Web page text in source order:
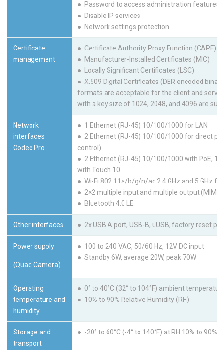
● Password to access administration
● Disable IP services
● Network settings protection
Certificate
management
● Certificate Authority Proxy Function
● Manufacturer-Installed Certificates (MIC)
● Locally Significant Certificates (LSC)
● X.509 Digital Certificates (DER encoded
formats are acceptable for the client and
with a key size of 1024, 2048, and 4096 are
Network
interfaces
Codec Pro
● 1 Ethernet (RJ-45) 10/100/1000 for LAN
● 2 Ethernet (RJ-45) 10/100/1000 for direct
control)
● 2 Ethernet (RJ-45) 10/100/1000 with PoE,
with Touch 10
● Wi-Fi 802.11a/b/g/n/ac 2.4 GHz and 5 GHz
● 2×2 multiple input and multiple output
● Bluetooth 4.0 LE
Other interfaces ● 2x USB A port, USB-B, uUSB, factory reset
Power supply
(Quad Camera)
● 100 to 240 VAC, 50/60 Hz, 12V DC input
● Standby 6W, average 20W, peak 70W
Operating
temperature and
humidity
● 0° to 40°C (32° to 104°F) ambient
● 10% to 90% Relative Humidity (RH)
Storage and
transport
● -20° to 60°C (-4° to 140°F) at RH 10% to